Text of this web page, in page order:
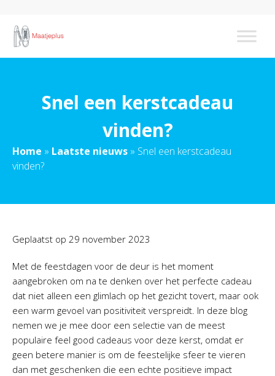
Snel een kerstcadeau
vinden?
Home » Laatste nieuws » Snel een kerstcadeau
vinden?
Geplaatst op 29 november 2023
Met de feestdagen voor de deur is het moment
aangebroken om na te denken over het perfecte cadeau
dat niet alleen een glimlach op het gezicht tovert, maar ook
een warm gevoel van positiviteit verspreidt. In deze blog
nemen we je mee door een selectie van de meest
populaire feel good cadeaus voor deze kerst, omdat er
geen betere manier is om de feestelijke sfeer te vieren
dan met geschenken die een echte positieve impact